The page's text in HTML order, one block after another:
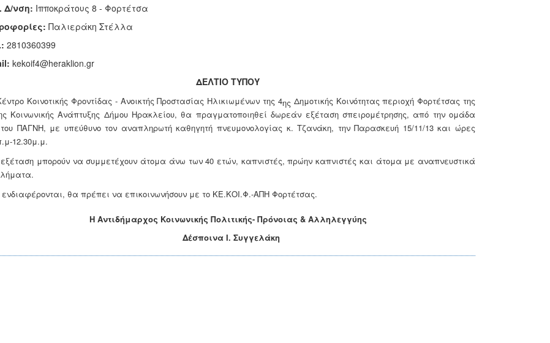
Δ/νση: Ιπποκράτους 8 - Φορτέτσα
Παλιεράκη Στέλλα
2810360399
kekoif4@heraklion.gr
ΔΕΛΤΙΟ ΤΥΠΟΥ
Κοινοτικής Φροντίδας - Ανοικτής Προστασίας Ηλικιωμένων της 4ης Δημοτικής Κοινότητας περιοχή Φορτέτσας της
Κοινωνικής Ανάπτυξης Δήμου Ηρακλείου, θα πραγματοποιηθεί δωρεάν εξέταση σπειρομέτρησης, από την ομάδα
ΠΑΓΝΗ, με υπεύθυνο τον αναπληρωτή καθηγητή πνευμονολογίας κ. Τζανάκη, την Παρασκευή 15/11/13 και ώρες
12.30μ.μ.
εξέταση μπορούν να συμμετέχουν άτομα άνω των 40 ετών, καπνιστές, πρώην καπνιστές και άτομα με αναπνευστικά
ενδιαφέρονται, θα πρέπει να επικοινωνήσουν με το ΚΕ.ΚΟΙ.Φ.-ΑΠΗ Φορτέτσας.
Η Αντιδήμαρχος Κοινωνικής Πολιτικής- Πρόνοιας & Αλληλεγγύης
Δέσποινα Ι. Συγγελάκη